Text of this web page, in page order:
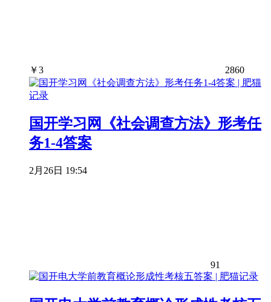
￥3 2860
国开学习网《社会调查方法》形考任
务1-4答案
2月26日 19:54
91